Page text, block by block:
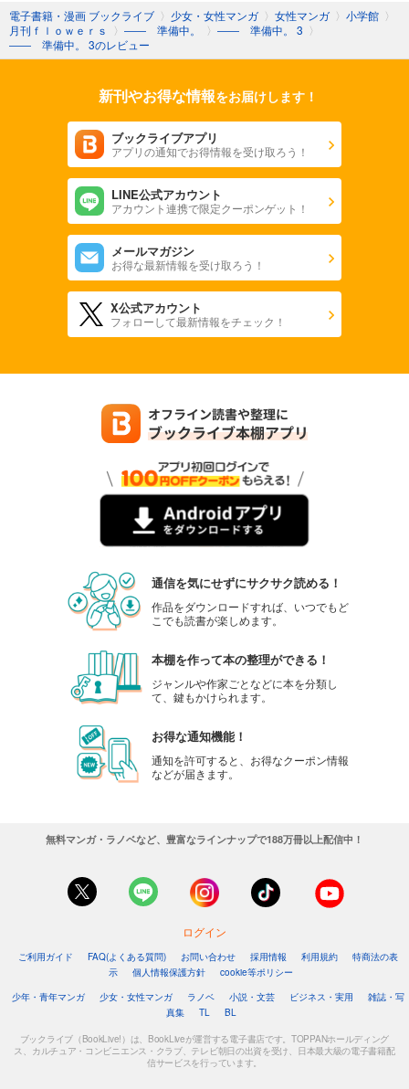
電子書籍・漫画 ブックライブ 〉 少女・女性マンガ 〉 女性マンガ 〉 小学館 〉
月刊ｆｌｏｗｅｒｓ
〉 ―― 準備中。 〉 ―― 準備中。 3 〉
―― 準備中。 3のレビュー
新刊やお得な情報をお届けします！
ブックライブアプリ
アプリの通知でお得情報を受け取ろう！
LINE公式アカウント
アカウント連携で限定クーポンゲット！
メールマガジン
お得な最新情報を受け取ろう！
X公式アカウント
フォローして最新情報をチェック！
通信を気にせずにサクサク読める！
作品をダウンロードすれば、いつでもど
こでも読書が楽しめます。
本棚を作って本の整理ができる！
ジャンルや作家ごとなどに本を分類し
て、鍵もかけられます。
お得な通知機能！
通知を許可すると、お得なクーポン情報
などが届きます。
無料マンガ・ラノベなど、豊富なラインナップで188万冊以上配信中！
ログイン
ご利用ガイド FAQ(よくある質問) お問い合わせ 採用情報 利用規約
特商法の表
示
個人情報保護方針
cookie等ポリシー
少年・青年マンガ
少女・女性マンガ ラノベ 小説・文芸 ビジネス・実用
雑誌・写
真集
TL BL
ブックライブ（BookLive!）は、BookLiveが運営する電子書店です。TOPPANホールディング
ス、カルチュア・コンビニエンス・クラブ、テレビ朝日の出資を受け、日本最大級の電子書籍配
信サービスを行っています。